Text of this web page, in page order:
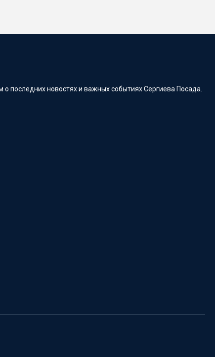
последних новостях и важных событиях Сергиева Посада.